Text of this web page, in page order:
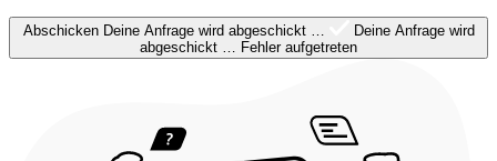
Abschicken Deine Anfrage wird abgeschickt …
Deine Anfrage wird
abgeschickt … Fehler aufgetreten